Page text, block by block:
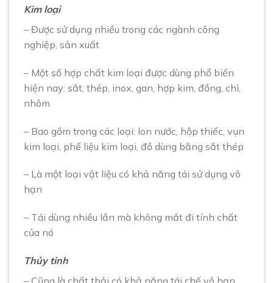
Kim loại
– Được sử dụng nhiều trong các ngành công
nghiệp, sản xuất
– Một số hợp chất kim loại được dùng phổ biến
hiện nay: sắt, thép, inox, gan, hợp kim, đồng, chì,
nhôm
– Bao gồm trong các loại: lon nước, hộp thiếc, vụn
kim loại, phế liệu kim loại, đồ dùng bằng sắt thép
– Là một loại vật liệu có khả năng tái sử dụng vô
hạn
– Tái dùng nhiều lần mà không mất đi tính chất
của nó
Thủy tinh